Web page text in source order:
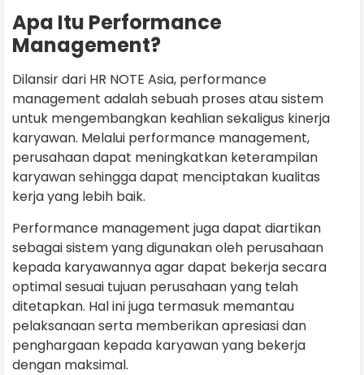
Apa Itu Performance
Management?
Dilansir dari HR NOTE Asia, performance
management adalah sebuah proses atau sistem
untuk mengembangkan keahlian sekaligus kinerja
karyawan. Melalui performance management,
perusahaan dapat meningkatkan keterampilan
karyawan sehingga dapat menciptakan kualitas
kerja yang lebih baik.
Performance management juga dapat diartikan
sebagai sistem yang digunakan oleh perusahaan
kepada karyawannya agar dapat bekerja secara
optimal sesuai tujuan perusahaan yang telah
ditetapkan. Hal ini juga termasuk memantau
pelaksanaan serta memberikan apresiasi dan
penghargaan kepada karyawan yang bekerja
dengan maksimal.